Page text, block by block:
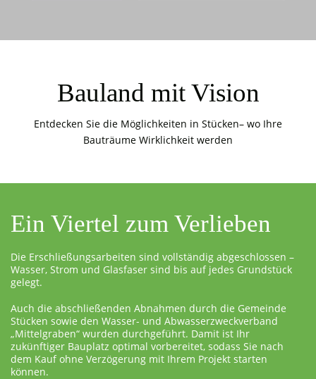
Bauland mit Vision
Entdecken Sie die Möglichkeiten in Stücken– wo Ihre
Bauträume Wirklichkeit werden
Ein Viertel zum Verlieben
Die Erschließungsarbeiten sind vollständig abgeschlossen –
Wasser, Strom und Glasfaser sind bis auf jedes Grundstück
gelegt.
Auch die abschließenden Abnahmen durch die Gemeinde
Stücken sowie den Wasser- und Abwasserzweckverband
„Mittelgraben“ wurden durchgeführt. Damit ist Ihr
zukünftiger Bauplatz optimal vorbereitet, sodass Sie nach
dem Kauf ohne Verzögerung mit Ihrem Projekt starten
können.